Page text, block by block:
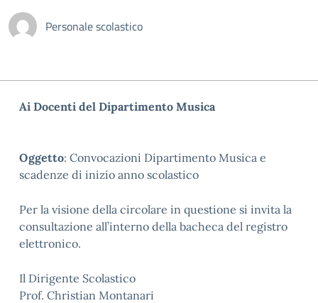
Personale scolastico
Ai Docenti del Dipartimento Musica
Oggetto: Convocazioni Dipartimento Musica e
scadenze di inizio anno scolastico
Per la visione della circolare in questione si invita la
consultazione all’interno della bacheca del registro
elettronico.
Il Dirigente Scolastico
Prof. Christian Montanari